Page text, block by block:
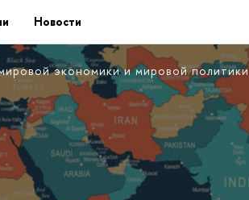
Новости
экономики и мировой политики